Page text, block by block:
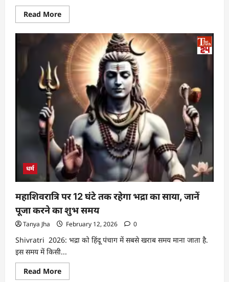
Read More
धर्म
महाशिवरात्रि पर 12 घंटे तक रहेगा भद्रा का साया, जानें
पूजा करने का शुभ समय
Tanya Jha February 12, 2026 0
Shivratri 2026: भद्रा को हिंदू पंचाग में सबसे खराब समय माना जाता है.
इस समय में किसी...
Read More